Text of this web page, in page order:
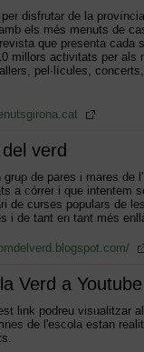
per disfrutar de la
els més menuts de
que presenta cada
millors activitats per als
pel·lícules,
verd
grup de pares i mares de
a córrer i que intentem
de curses populars de
i de tant en tant més
Verd a Youtube
link podreu visualitzar
de l'escola estan